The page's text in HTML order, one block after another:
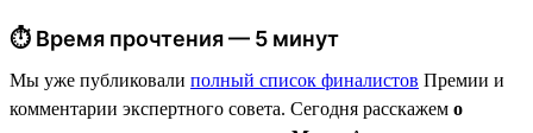
⏱ Время прочтения — 5 минут
Мы уже публиковали полный список финалистов Премии и
комментарии экспертного совета. Сегодня расскажем о